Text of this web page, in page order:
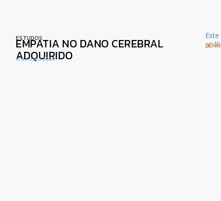
ESTUDOS
EMPATIA NO DANO CEREBRAL
ADQUIRIDO
15 de Julho, 2026
Ler